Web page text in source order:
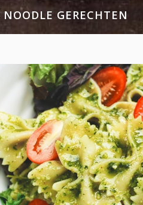
GERECHTEN